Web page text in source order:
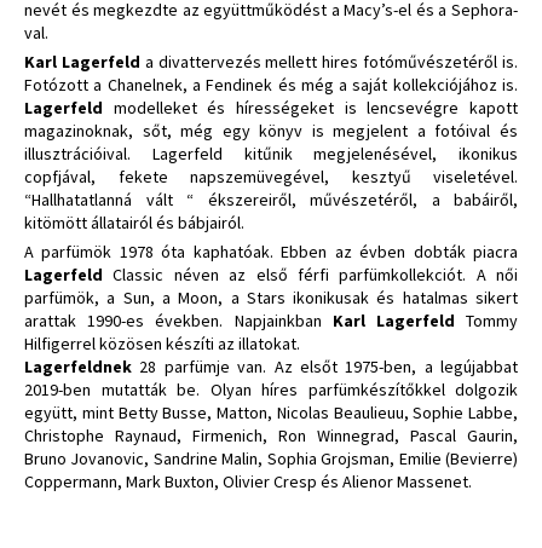
nevét és megkezdte az együttműködést a Macy’s-el és a Sephora-
val.
Karl Lagerfeld a divattervezés mellett hires fotóművészetéről is.
Fotózott a Chanelnek, a Fendinek és még a saját kollekciójához is.
Lagerfeld modelleket és hírességeket is lencsevégre kapott
magazinoknak, sőt, még egy könyv is megjelent a fotóival és
illusztrációival. Lagerfeld kitűnik megjelenésével, ikonikus
copfjával, fekete napszemüvegével, kesztyű viseletével.
“Hallhatatlanná vált “ ékszereiről, művészetéről, a babáiről,
kitömött állatairól és bábjairól.
A parfümök 1978 óta kaphatóak. Ebben az évben dobták piacra
LagerfeldClassic néven az első férfi parfümkollekciót. A női
parfümök, a Sun, a Moon, a Stars ikonikusak és hatalmas sikert
arattak 1990-es években. Napjainkban Karl Lagerfeld Tommy
Hilfigerrel közösen készíti az illatokat.
Lagerfeldnek 28 parfümje van. Az elsőt 1975-ben, a legújabbat
2019-ben mutatták be. Olyan híres parfümkészítőkkel dolgozik
együtt, mint Betty Busse, Matton, Nicolas Beaulieuu, Sophie Labbe,
Christophe Raynaud, Firmenich, Ron Winnegrad, Pascal Gaurin,
Bruno Jovanovic, Sandrine Malin, Sophia Grojsman, Emilie (Bevierre)
Coppermann, Mark Buxton, Olivier Cresp és Alienor Massenet.